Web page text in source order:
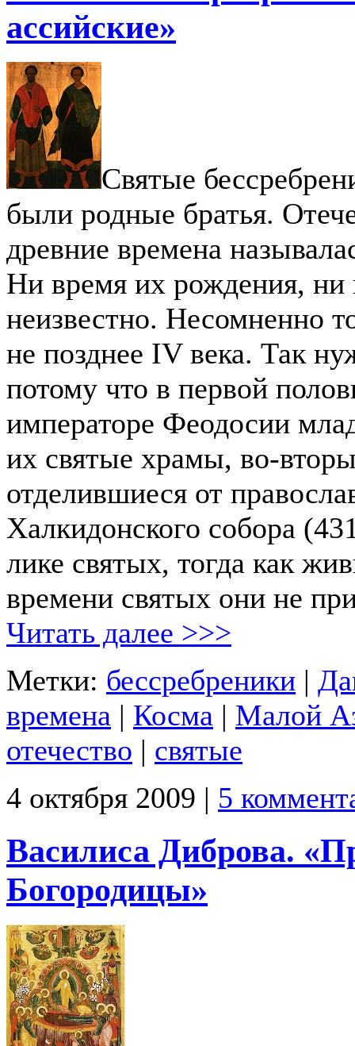
ассийские»
Святые
были родные братья.
древние времена
Ни время их рождения, ни
неизвестно. Несомненно
не позднее IV века. Так
потому что в первой
императоре Феодосии
их святые храмы, во-
отделившиеся от
Халкидонского собора
лике святых, тогда как
времени святых они не
Читать далее >>>
Метки: бессребреники |
времена | Косма | Малой
отечество | святые
4 октября 2009 | 5
Василиса Диброва.
Богородицы»